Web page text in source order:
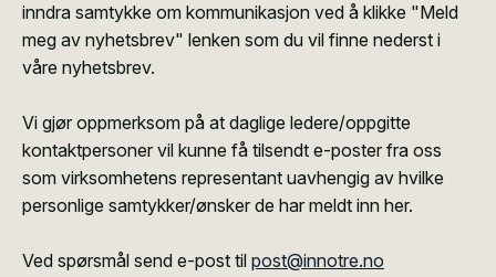
inndra samtykke om kommunikasjon ved å klikke "Meld
meg av nyhetsbrev" lenken som du vil finne nederst i
våre nyhetsbrev.
Vi gjør oppmerksom på at daglige ledere/oppgitte
kontaktpersoner vil kunne få tilsendt e-poster fra oss
som virksomhetens representant uavhengig av hvilke
personlige samtykker/ønsker de har meldt inn her.
Ved spørsmål send e-post til post@innotre.no